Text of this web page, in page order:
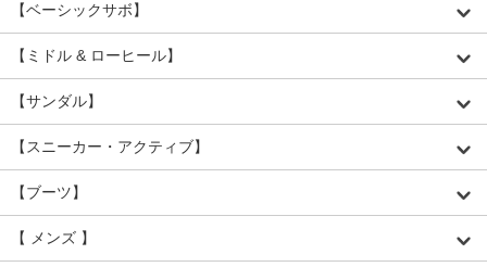
【ベーシックサボ】
【ミドル & ローヒール】
【サンダル】
【スニーカー・アクティブ】
【ブーツ】
【 メンズ 】